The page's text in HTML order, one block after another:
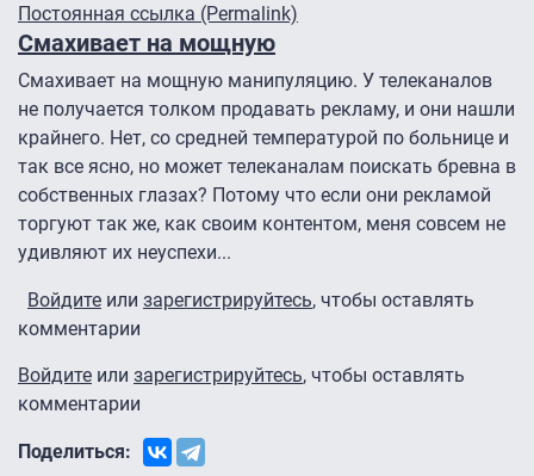
Постоянная ссылка (Permalink)
Смахивает на мощную
Смахивает на мощную манипуляцию. У телеканалов
не получается толком продавать рекламу, и они нашли
крайнего. Нет, со средней температурой по больнице и
так все ясно, но может телеканалам поискать бревна в
собственных глазах? Потому что если они рекламой
торгуют так же, как своим контентом, меня совсем не
удивляют их неуспехи...
Войдите или зарегистрируйтесь, чтобы оставлять
комментарии
Войдите или зарегистрируйтесь, чтобы оставлять
комментарии
Поделиться: